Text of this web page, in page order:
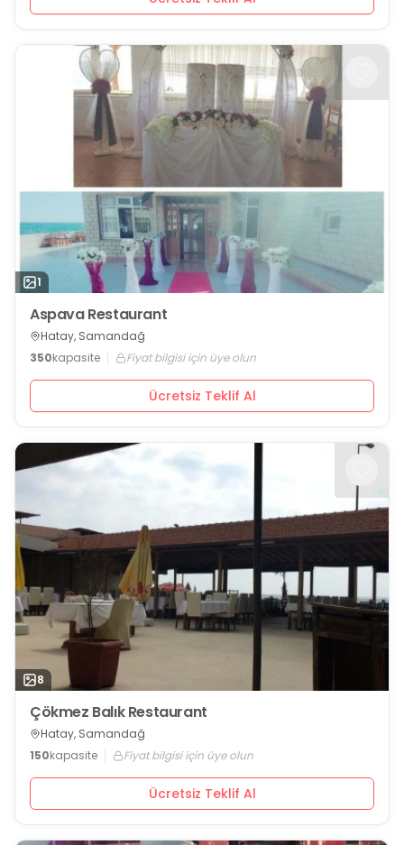
1
Aspava Restaurant
Hatay, Samandağ
350kapasite Fiyat bilgisi için üye olun
Ücretsiz Teklif Al
8
Çökmez Balık Restaurant
Hatay, Samandağ
150kapasite Fiyat bilgisi için üye olun
Ücretsiz Teklif Al